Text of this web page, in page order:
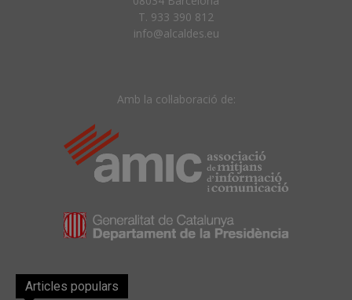
T. 933 390 812
info@alcaldes.eu
Amb la col·laboració de:
Articles populars